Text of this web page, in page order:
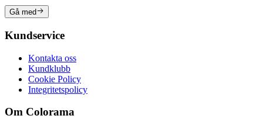
Gå med
Kundservice
Kontakta oss
Kundklubb
Cookie Policy
Integritetspolicy
Om Colorama